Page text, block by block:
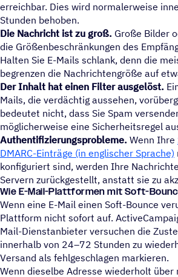
erreichbar. Dies wird normalerweise
Stunden behoben.
Die Nachricht ist zu groß. Große Bilder
die Größenbeschränkungen des
Halten Sie E-Mails schlank, denn die
begrenzen die Nachrichtengröße auf
Der Inhalt hat einen Filter ausgelöst.
Mails, die verdächtig aussehen,
bedeutet nicht, dass Sie Spam
möglicherweise eine Sicherheitsregel
Authentifizierungsprobleme. Wenn Ihre
DMARC-Einträge (in englischer Sprache)
konfiguriert sind, werden Ihre
Servern zurückgestellt, anstatt sie zu
Wie E-Mail-Plattformen mit Soft-
Wenn eine E-Mail einen Soft-Bounce
Plattform nicht sofort auf.
Mail-Dienstanbieter versuchen die
innerhalb von 24–72 Stunden zu
Versand als fehlgeschlagen markieren.
Wenn dieselbe Adresse wiederholt über